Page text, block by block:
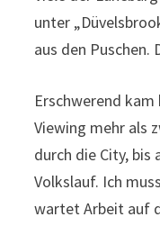
unter
aus den Puschen.
Erschwerend
Viewing mehr als
durch die City,
Volkslauf. Ich
wartet Arbeit auf